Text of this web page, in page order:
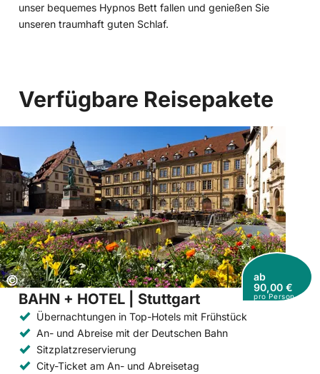
unser bequemes Hypnos Bett fallen und genießen Sie
unseren traumhaft guten Schlaf.
Verfügbare Reisepakete
Copyright:
©
ab
90,00 €
pro Person
BAHN + HOTEL | Stuttgart
Übernachtungen in Top-Hotels mit Frühstück
An- und Abreise mit der Deutschen Bahn
Sitzplatzreservierung
City-Ticket am An- und Abreisetag